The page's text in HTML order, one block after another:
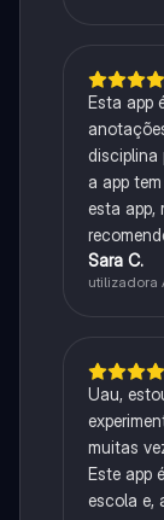
Esta app
disciplina
a app
esta app,
Sara C.
utilizadora
Uau,
muitas
Este app
escola e,